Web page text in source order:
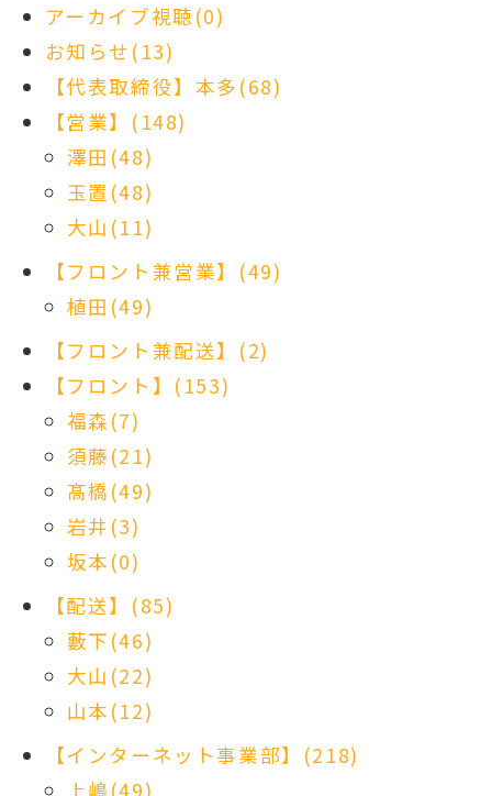
アーカイブ視聴(0)
お知らせ(13)
【代表取締役】本多(68)
【営業】(148)
澤田(48)
玉置(48)
大山(11)
【フロント兼営業】(49)
植田(49)
【フロント兼配送】(2)
【フロント】(153)
福森(7)
須藤(21)
髙橋(49)
岩井(3)
坂本(0)
【配送】(85)
藪下(46)
大山(22)
山本(12)
【インターネット事業部】(218)
上嶋(49)